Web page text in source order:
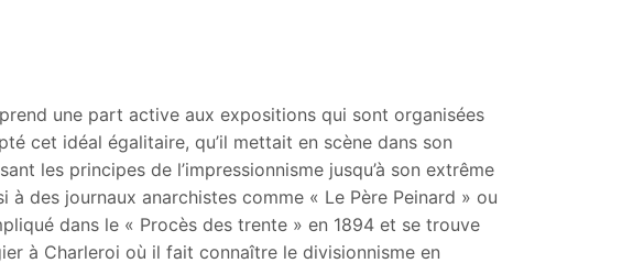
une part active aux expositions qui sont organisées
cet idéal égalitaire, qu’il mettait en scène dans son
les principes de l’impressionnisme jusqu’à son extrême
des journaux anarchistes comme « Le Père Peinard » ou
dans le « Procès des trente » en 1894 et se trouve
à Charleroi où il fait connaître le divisionnisme en